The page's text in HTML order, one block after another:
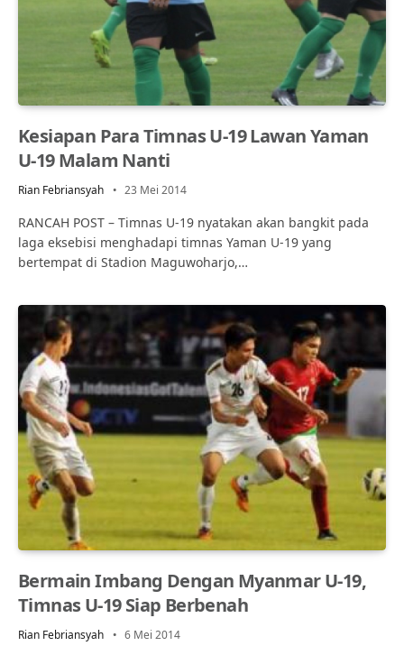
Kesiapan Para Timnas U-19 Lawan Yaman
U-19 Malam Nanti
Rian Febriansyah 23 Mei 2014
RANCAH POST – Timnas U-19 nyatakan akan bangkit pada
laga eksebisi menghadapi timnas Yaman U-19 yang
bertempat di Stadion Maguwoharjo,…
Bermain Imbang Dengan Myanmar U-19,
Timnas U-19 Siap Berbenah
Rian Febriansyah 6 Mei 2014